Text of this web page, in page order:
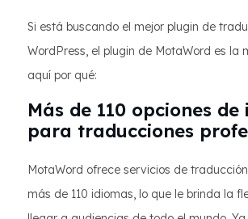
Si está buscando el mejor plugin de
WordPress, el plugin de MotaWord es la
aquí por qué:
Más de 110 opciones de
para traducciones
MotaWord ofrece servicios de
más de 110 idiomas, lo que le brinda la